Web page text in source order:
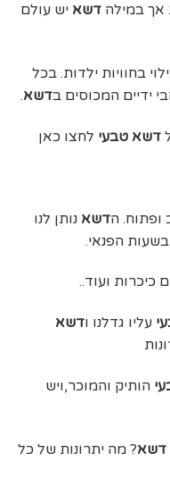
אך במילה דשא יש עולם
בחוויות ילדות. בכל
ידיים המכוסים בדשא.
דשא טבעי לחצו כאן
ופתוח. הדשא נותן לנו
בשעות הפנאי.
כיכרות ועוד..
עליו גדלנו ודשא
הותיק והמוכר,ויש
דשא? מה יתרונות של כל